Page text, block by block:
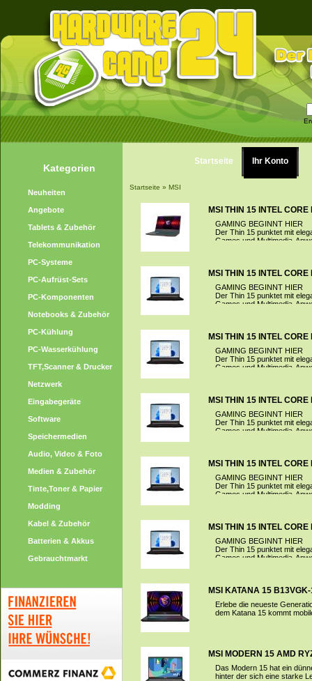
Kategorien
Neuheiten
Angebote
Tablets & Zubehör
Telekommunikation
PC-Systeme
PC-Aufrüst-Sets
PC-Komponenten
Notebooks & Zubehör
PC-Kühlung
PC-Wasserkühlung
TFT,Scanner & Drucker
Netzwerk
Eingabegeräte
Software
Speichermedien
Audio, Video & Foto
Medien & Zubehör
Tinte,Toner & Papier
Modding
Kabel & Zubehör
Batterien & Akkus
Gebrauchtmarkt
Startseite Ihr Konto
Startseite » MSI
MSI THIN 15 INTEL
GAMING BEGINNT HIER
Der Thin 15 punktet mit
Games und Multimedia-
MSI THIN 15 INTEL
GAMING BEGINNT HIER
Der Thin 15 punktet mit
Games und Multimedia-
MSI THIN 15 INTEL
GAMING BEGINNT HIER
Der Thin 15 punktet mit
Games und Multimedia-
MSI THIN 15 INTEL
GAMING BEGINNT HIER
Der Thin 15 punktet mit
Games und Multimedia-
MSI THIN 15 INTEL
GAMING BEGINNT HIER
Der Thin 15 punktet mit
Games und Multimedia-
MSI THIN 15 INTEL
GAMING BEGINNT HIER
Der Thin 15 punktet mit
Games und Multimedia-
MSI KATANA 15
Erlebe die neueste
dem Katana 15 kommt
MSI MODERN 15 AMD
Das Modern 15 hat ein
hinter der sich eine starke